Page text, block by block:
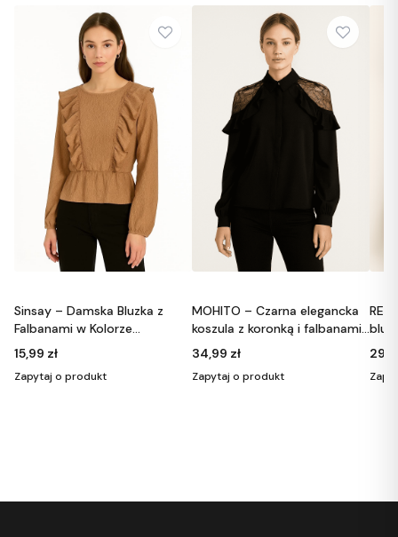
– Damska Bluzka z
w Kolorze
L
zł
o produkt
MOHITO – Czarna elegancka
koszula z koronką i falbanami
34,99 zł
Zapytaj o produkt
bluzka z
dekolcie
29,99 zł
Zapytaj o